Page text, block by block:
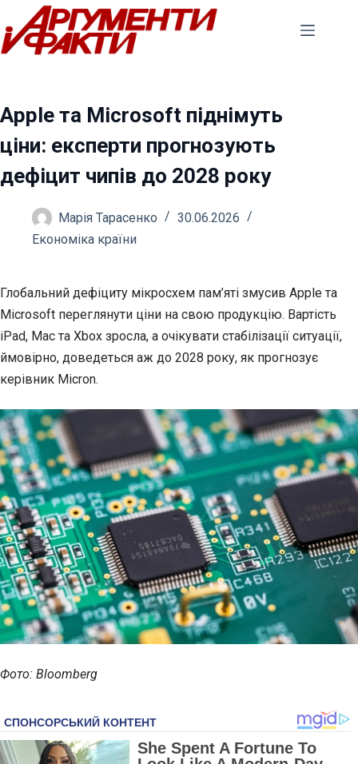
Перейти
до
вмісту
Apple та Microsoft піднімуть
ціни: експерти прогнозують
дефіцит чипів до 2028 року
Марія Тарасенко
30.06.2026
Економіка країни
Глобальний дефіциту мікросхем пам’яті змусив Apple та
Microsoft переглянути ціни на свою продукцію. Вартість
iPad, Mac та Xbox зросла, а очікувати стабілізації ситуації,
ймовірно, доведеться аж до 2028 року, як прогнозує
керівник Micron.
Фото: Bloomberg